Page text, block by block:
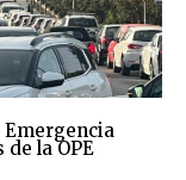
Emergencia
la OPE